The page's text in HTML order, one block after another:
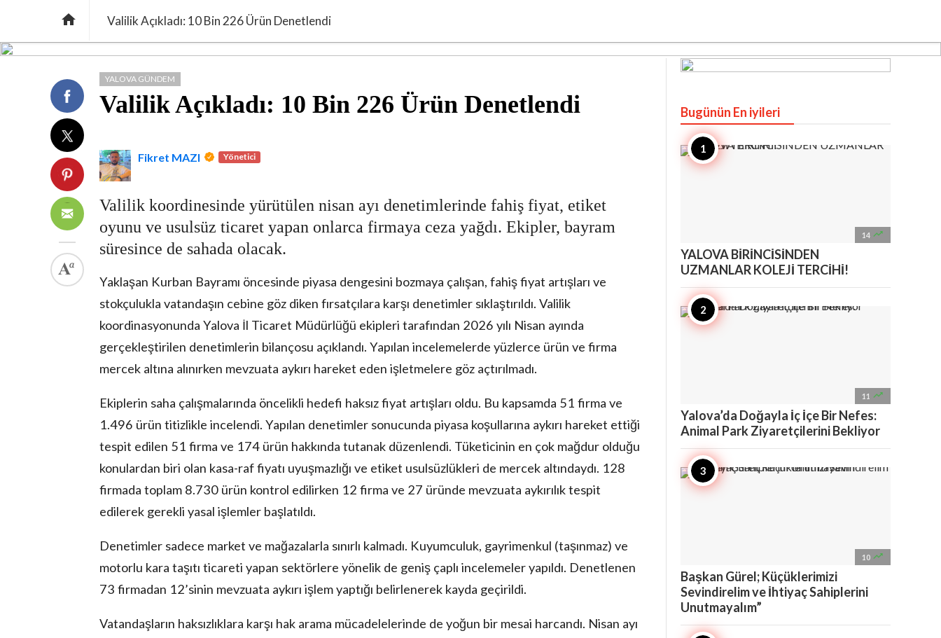
 Valilik Açıkladı: 10 Bin 226 Ürün Denetlendi
YALOVA GÜNDEM
Valilik Açıkladı: 10 Bin 226 Ürün Denetlendi
Fikret MAZI Yönetici
Valilik koordinesinde yürütülen nisan ayı denetimlerinde fahiş fiyat, etiket
oyunu ve usulsüz ticaret yapan onlarca firmaya ceza yağdı. Ekipler, bayram
süresince de sahada olacak.
Yaklaşan Kurban Bayramı öncesinde piyasa dengesini bozmaya çalışan, fahiş fiyat artışları ve
stokçulukla vatandaşın cebine göz diken fırsatçılara karşı denetimler sıklaştırıldı. Valilik
koordinasyonunda Yalova İl Ticaret Müdürlüğü ekipleri tarafından 2026 yılı Nisan ayında
gerçekleştirilen denetimlerin bilançosu açıklandı. Yapılan incelemelerde yüzlerce ürün ve firma
mercek altına alınırken mevzuata aykırı hareket eden işletmelere göz açtırılmadı.
Ekiplerin saha çalışmalarında öncelikli hedefi haksız fiyat artışları oldu. Bu kapsamda 51 firma ve
1.496 ürün titizlikle incelendi. Yapılan denetimler sonucunda piyasa koşullarına aykırı hareket ettiği
tespit edilen 51 firma ve 174 ürün hakkında tutanak düzenlendi. Tüketicinin en çok mağdur olduğu
konulardan biri olan kasa-raf fiyatı uyuşmazlığı ve etiket usulsüzlükleri de mercek altındaydı. 128
firmada toplam 8.730 ürün kontrol edilirken 12 firma ve 27 üründe mevzuata aykırılık tespit
edilerek gerekli yasal işlemler başlatıldı.
Denetimler sadece market ve mağazalarla sınırlı kalmadı. Kuyumculuk, gayrimenkul (taşınmaz) ve
motorlu kara taşıtı ticareti yapan sektörlere yönelik de geniş çaplı incelemeler yapıldı. Denetlenen
73 firmadan 12’sinin mevzuata aykırı işlem yaptığı belirlenerek kayda geçirildi.
Vatandaşların haksızlıklara karşı hak arama mücadelelerinde de yoğun bir mesai harcandı. Nisan ayı
Bugünün En iyileri
14 
YALOVA BİRİNCİSİNDEN
UZMANLAR KOLEJİ TERCİHİ!
11 
Yalova’da Doğayla İç İçe Bir Nefes:
Animal Park Ziyaretçilerini Bekliyor
10 
Başkan Gürel; Küçüklerimizi
Sevindirelim ve İhtiyaç Sahiplerini
Unutmayalım”